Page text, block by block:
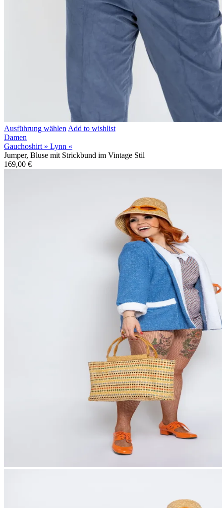
Ausführung wählen Add to wishlist
Damen
Gauchoshirt » Lynn «
Jumper, Bluse mit Strickbund im Vintage Stil
169,00 €